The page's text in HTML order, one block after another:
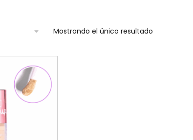
Mostrando el único resultado